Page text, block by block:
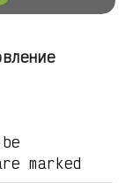
marked